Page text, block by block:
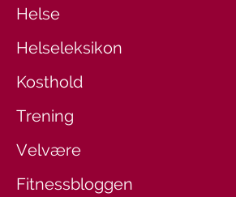
Helse
Helseleksikon
Kosthold
Trening
Velvære
Fitnessbloggen